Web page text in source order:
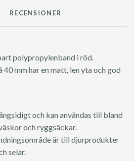
RECENSIONER
polypropylenband i röd.
40 mm har en matt, len yta och god
och kan användas till bland
och ryggsäckar.
är till djurprodukter
selar.